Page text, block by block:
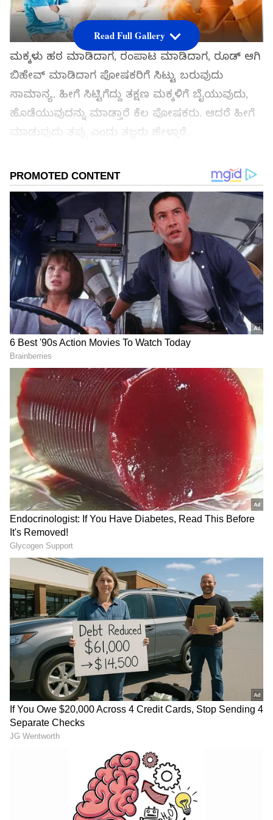
ಮಕ್ಕಳು ಹಠ ಮಾಡಿದಾಗ, ರಂಪಾಟ ಮಾಡಿದಾಗ, ರೂಡ್ ಆಗಿ
ಬಿಹೇವ್ ಮಾಡಿದಾಗ ಪೋಷಕರಿಗೆ ಸಿಟ್ಟು ಬರುವುದು
ಸಾಮಾನ್ಯ. ಹೀಗೆ ಸಿಟ್ಟಿಗೆದ್ದು ತಕ್ಷಣ ಮಕ್ಕಳಿಗೆ ಬೈಯುವುದು,
ಹೊಡೆಯುವುದನ್ನು ಮಾಡ್ತಾರೆ ಕೆಲ ಪೋಷಕರು. ಆದರೆ ಹೀಗೆ
ಮಾಡುವುದು ತಪ್ಪು ಎಂದು ತಜ್ಞರು ಹೇಳ್ತಾರೆ.
ಸಮಗ್ರ ಸುದ್ದಿ ಮೂಲವನ್ನಾಗಿ asianet suvarna news ಅನ್ನು
ಆಯ್ಕೆ ಮಾಡಿಕೊಳ್ಳಿ
2
6
ಮಗುವು ಅಸಭ್ಯ ವರ್ತನೆಯನ್ನು ತೋರಿಸಲು ಪ್ರಾರಂಭಿಸಿದಾಗ
ಸಾಮಾನ್ಯವಾಗಿ ಪೋಷಕರು ಸಿಟ್ಟಿಗೇಳುತ್ತಾರೆ. ಮಕ್ಕಳು ಹಠ
ಮಾಡಿದಾಗ, ರಂಪಾಟ ಮಾಡಿದಾಗ, ರೂಡ್ ಆಗಿ ಬಿಹೇವ್
ಮಾಡಿದಾಗ ಪೋಷಕರಿಗೆ ಸಿಟ್ಟು ಬರುವುದು ಸಾಮಾನ್ಯ. ಹೀಗೆ
ಸಿಟ್ಟಿಗೆದ್ದು ಪೇರೆಂಟ್ಸ್‌ ತಕ್ಷಣ ಮಕ್ಕಳಿಗೆ ಬೈಯುವುದು,
ಹೊಡೆಯುವುದನ್ನು ಮಾಡ್ತಾರೆ. ಆದರೆ ಹೀಗೆ ಮಾಡುವುದು
ತಪ್ಪು ಎಂದು ತಜ್ಞರು ಹೇಳ್ತಾರೆ. ಬದಲಾಗಿ ಮಕ್ಕಳು ರೂಡ್ ಆಗ
ಬಿಹೇವ್ ಮಾಡಿದಾಗ ಅವರ ಜೊತೆ ಹೇಗೆ ವರ್ತಿಸಬೇಕು
ಎಂಬುದನ್ನು ತಿಳಿಸಿದ್ದಾರೆ.
Read Full Gallery